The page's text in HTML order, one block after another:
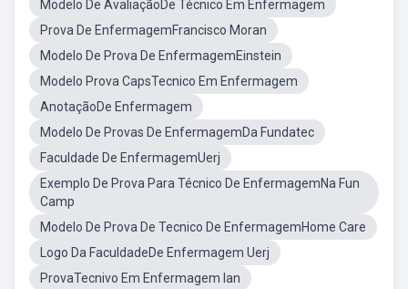
Modelo De AvaliaçãoDe Técnico Em Enfermagem
Prova De EnfermagemFrancisco Moran
Modelo De Prova De EnfermagemEinstein
Modelo Prova CapsTecnico Em Enfermagem
AnotaçãoDe Enfermagem
Modelo De Provas De EnfermagemDa Fundatec
Faculdade De EnfermagemUerj
Exemplo De Prova Para Técnico De EnfermagemNa Fun
Camp
Modelo De Prova De Tecnico De EnfermagemHome Care
Logo Da FaculdadeDe Enfermagem Uerj
ProvaTecnivo Em Enfermagem Ian